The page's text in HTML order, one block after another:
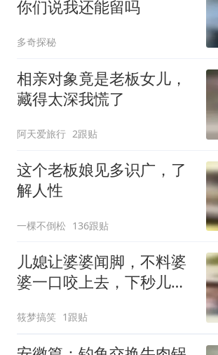
你们说我还能留吗
多奇探秘
相亲对象竟是老板女儿，
藏得太深我慌了
阿天爱旅行 2跟贴
这个老板娘见多识广，了
解人性
一棵不倒松 136跟贴
儿媳让婆婆闻脚，不料婆
婆一口咬上去，下秒儿媳
筱梦搞笑 1跟贴